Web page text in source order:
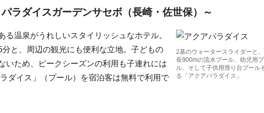
ラダイスガーデンサセボ（長崎・佐世保）～
2基のウォータースライダーと
長900mの流水プール、幼児用
ル、そして子供用滑り台プール
る「アクアパラダイス」
る温泉がうれしいスタイリッシュなホテル。
と、周辺の観光にも便利な立地。子どもの
いため、ピークシーズンの利用も子連れには
ダイス」（プール）を宿泊客は無料で利用で